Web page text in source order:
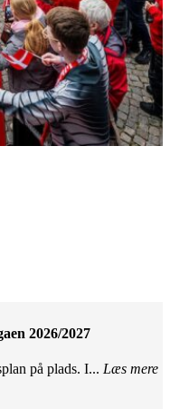
2026/2027
på plads. I... Læs mere